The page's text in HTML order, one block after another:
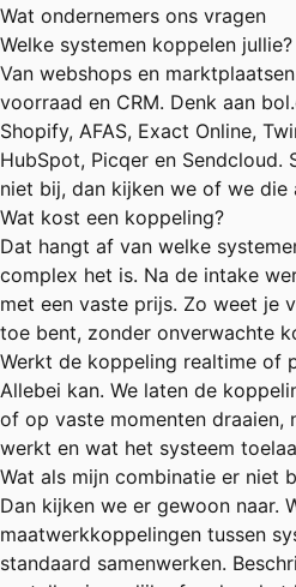
Wat ondernemers ons vragen
Welke systemen koppelen jullie?
Van webshops en
voorraad en CRM. Denk aan
Shopify, AFAS, Exact Online,
HubSpot, Picqer en
niet bij, dan kijken we of we die
Wat kost een koppeling?
Dat hangt af van welke
complex het is. Na de intake
met een vaste prijs. Zo weet je
toe bent, zonder onverwachte
Werkt de koppeling realtime of
Allebei kan. We laten de
of op vaste momenten draaien,
werkt en wat het systeem
Wat als mijn combinatie er niet
Dan kijken we er gewoon naar.
maatwerkkoppelingen tussen
standaard samenwerken.